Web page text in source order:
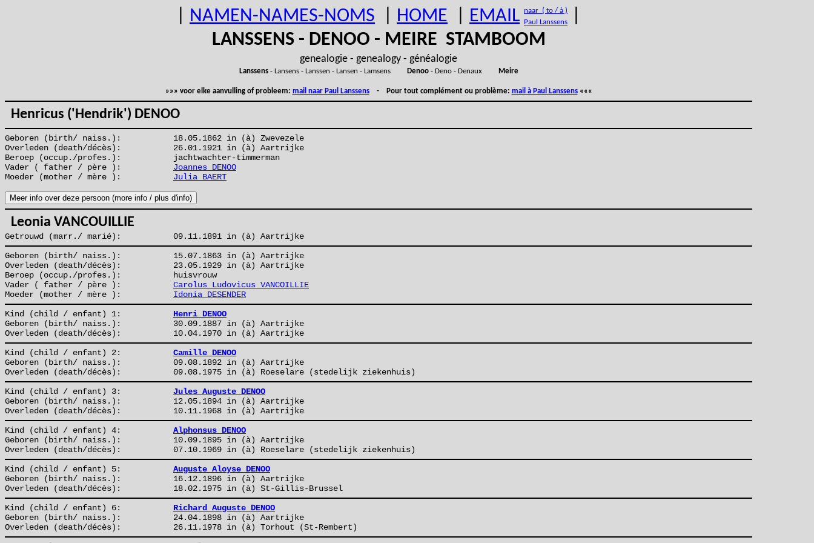
NAMEN-NAMES-NOMS HOME EMAIL naar ( to / à )
Paul Lanssens
LANSSENS - DENOO - MEIRE STAMBOOM
genealogie - genealogy - généalogie
Lanssens- Lansens - Lanssen - Lansen - Lamsens Denoo- Deno - Denaux Meire
»»» voor elke aanvulling of probleem: mail naar Paul Lanssens- Pour tout complément ou problème: mail à Paul Lanssens«««
Henricus ('Hendrik') DENOO
Geboren (birth/ naiss.):
18.05.1862 in (à) Zwevezele
Overleden (death/décès):
26.01.1921 in (à) Aartrijke
Beroep (occup./profes.):
jachtwachter-timmerman
Vader ( father / père ):
Joannes DENOO
Moeder (mother / mère ):
Julia BAERT
Leonia VANCOUILLIE
Getrouwd (marr./ marié):
09.11.1891 in (à) Aartrijke
Geboren (birth/ naiss.):
15.07.1863 in (à) Aartrijke
Overleden (death/décès):
23.05.1929 in (à) Aartrijke
Beroep (occup./profes.):
huisvrouw
Vader ( father / père ):
Carolus Ludovicus VANCOILLIE
Moeder (mother / mère ):
Idonia DESENDER
Kind (child / enfant) 1:
Henri DENOO
Geboren (birth/ naiss.):
30.09.1887 in (à) Aartrijke
Overleden (death/décès):
10.04.1970 in (à) Aartrijke
Kind (child / enfant) 2:
Camille DENOO
Geboren (birth/ naiss.):
09.08.1892 in (à) Aartrijke
Overleden (death/décès):
09.08.1975 in (à) Roeselare (stedelijk ziekenhuis)
Kind (child / enfant) 3:
Jules Auguste DENOO
Geboren (birth/ naiss.):
12.05.1894 in (à) Aartrijke
Overleden (death/décès):
10.11.1968 in (à) Aartrijke
Kind (child / enfant) 4:
Alphonsus DENOO
Geboren (birth/ naiss.):
10.09.1895 in (à) Aartrijke
Overleden (death/décès):
07.10.1969 in (à) Roeselare (stedelijk ziekenhuis)
Kind (child / enfant) 5:
Auguste Aloyse DENOO
Geboren (birth/ naiss.):
16.12.1896 in (à) Aartrijke
Overleden (death/décès):
18.02.1975 in (à) St-Gillis-Brussel
Kind (child / enfant) 6:
Richard Auguste DENOO
Geboren (birth/ naiss.):
24.04.1898 in (à) Aartrijke
Overleden (death/décès):
26.11.1978 in (à) Torhout (St-Rembert)